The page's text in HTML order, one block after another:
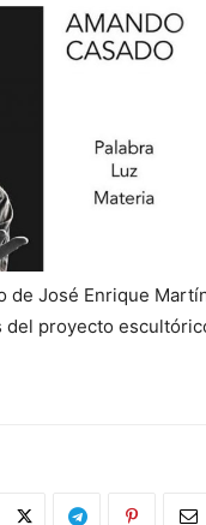
de José Enrique
proyecto